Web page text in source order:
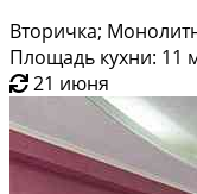
Вторичка;
Площадь кухни: 11
21 июня